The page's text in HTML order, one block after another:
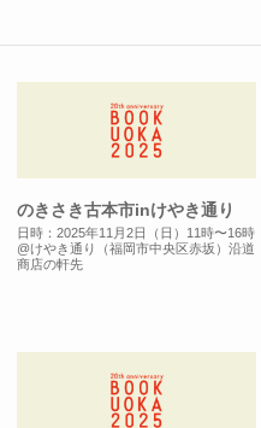
のきさき古本市inけやき通り
日時：2025年11月2日（日）11時〜16時
@けやき通り（福岡市中央区赤坂）沿道
商店の軒先